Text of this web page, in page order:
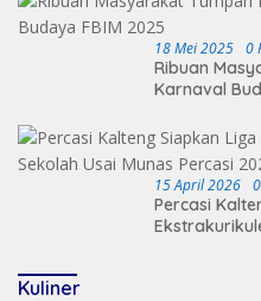
18 Mei 2025 0
Ribuan
Karnaval
15 April 2026
Percasi
Kuliner